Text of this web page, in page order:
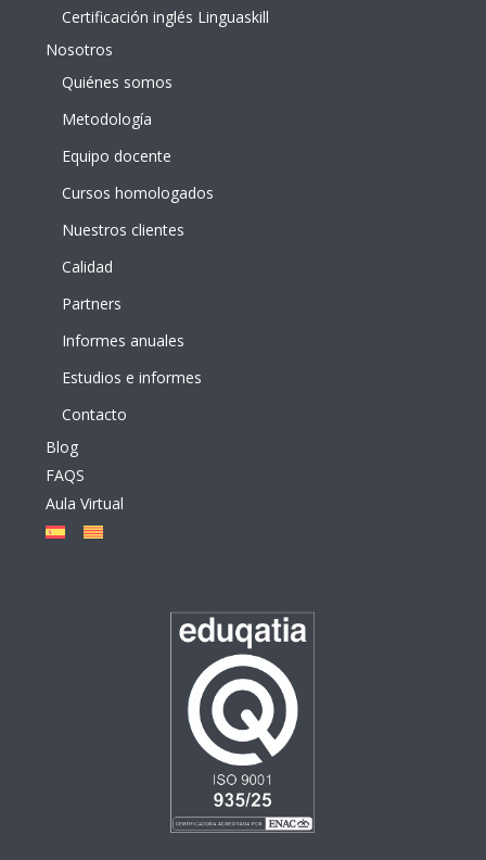
Certificación inglés Linguaskill
Nosotros
Quiénes somos
Metodología
Equipo docente
Cursos homologados
Nuestros clientes
Calidad
Partners
Informes anuales
Estudios e informes
Contacto
Blog
FAQS
Aula Virtual